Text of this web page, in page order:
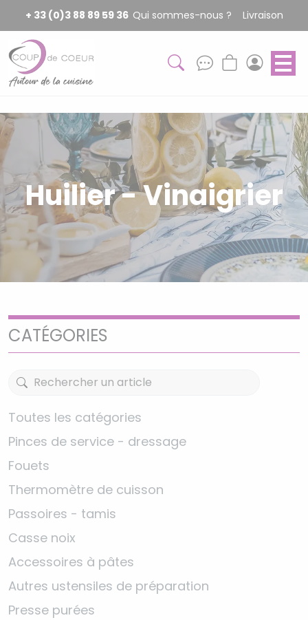
+ 33 (0)3 88 89 59 36 Qui sommes-nous ? Livraison
Huilier - Vinaigrier
CATÉGORIES
Toutes les catégories
Pinces de service - dressage
Fouets
Thermomètre de cuisson
Passoires - tamis
Casse noix
Accessoires à pâtes
Autres ustensiles de préparation
Presse purées
Panneau de gestion des cookies